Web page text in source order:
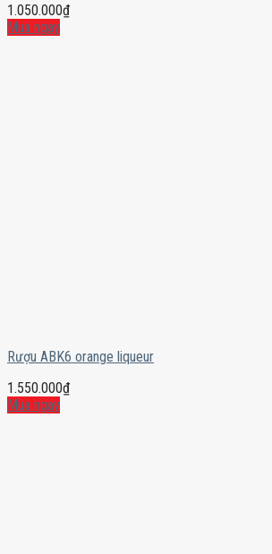
1.050.000₫
Mua ngay
Rượu ABK6 orange liqueur
1.550.000₫
Mua ngay